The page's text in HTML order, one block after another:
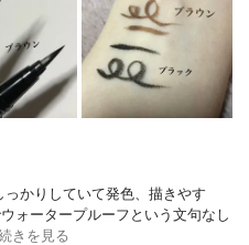
かりしていて発色、描きやす
ォータープルーフという文句なし
きを見る